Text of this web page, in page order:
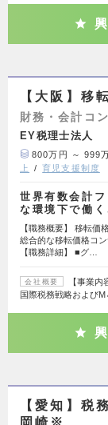
【大阪】移
財務・会計コ
EY税理士法人
800万円 ～ 999
上
育児支援制度
世界有数会計
な環境下で働く
【職務概要】 移転価
総合的な移転価格コ
【職務詳細】 ■グ…
会社概要
【事業
国際税務戦略および
【愛知】税
岡崎※